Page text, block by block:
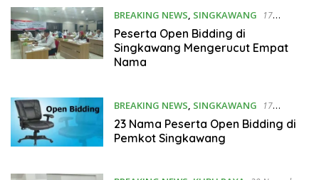
BREAKING NEWS, SINGKAWANG
17
Desember 2019
Peserta Open Bidding di
Singkawang Mengerucut Empat
Nama
BREAKING NEWS, SINGKAWANG
17
Desember 2019
23 Nama Peserta Open Bidding di
Pemkot Singkawang